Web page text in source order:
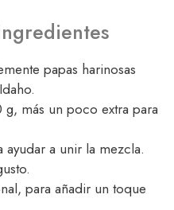
papas harinosas
g, más un poco extra para
ayudar a unir la mezcla.
para añadir un toque